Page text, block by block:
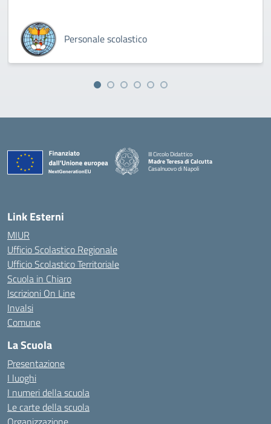
Personale scolastico
III Circolo Didattico
Madre Teresa di Calcutta
Casalnuovo di Napoli
— Visita la pagina iniziale della scuola
Link Esterni
MIUR
Ufficio Scolastico Regionale
Ufficio Scolastico Territoriale
Scuola in Chiaro
Iscrizioni On Line
Invalsi
Comune
La Scuola
Presentazione
I luoghi
I numeri della scuola
Le carte della scuola